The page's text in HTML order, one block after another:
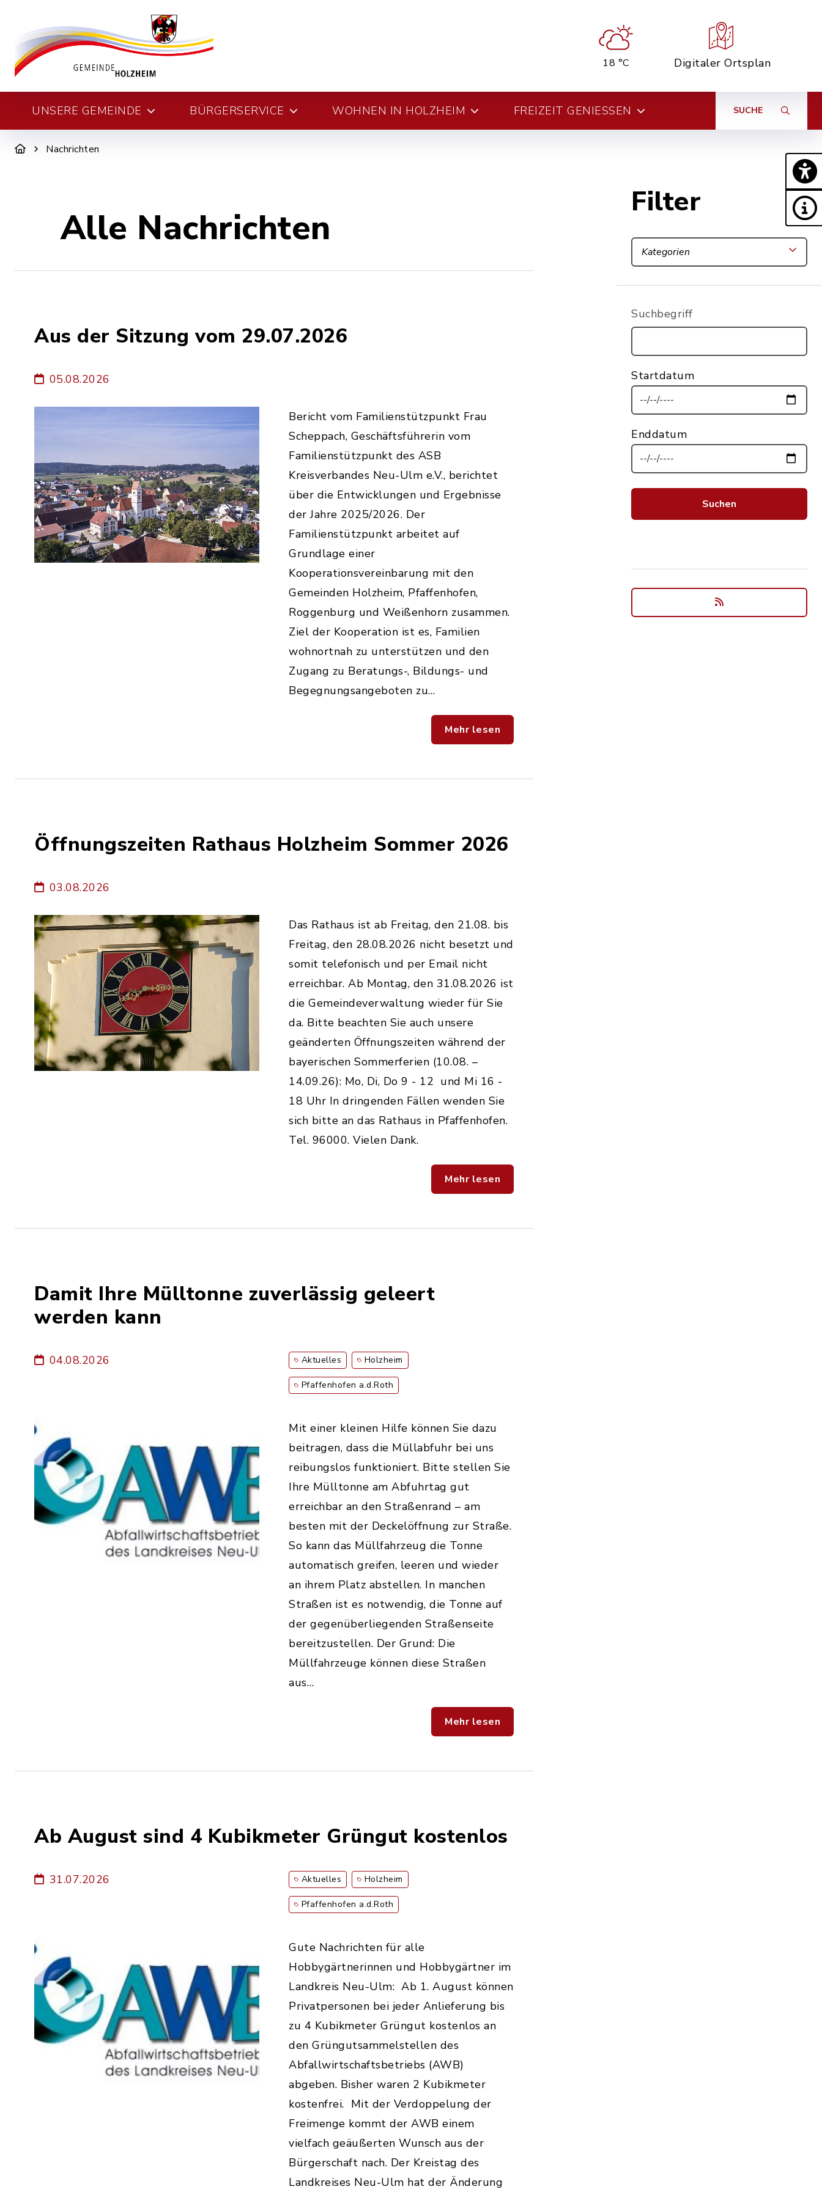
18 °C Digitaler Ortsplan
UNSERE GEMEINDE BÜRGERSERVICE WOHNEN IN HOLZHEIM FREIZEIT GENIESSEN SUCHE
Nachrichten
Alle Nachrichten
Aus der Sitzung vom 29.07.2026
05.08.2026
Bericht vom Familienstützpunkt Frau
Scheppach, Geschäftsführerin vom
Familienstützpunkt des ASB
Kreisverbandes Neu-Ulm e.V., berichtet
über die Entwicklungen und Ergebnisse
der Jahre 2025/2026. Der
Familienstützpunkt arbeitet auf
Grundlage einer
Kooperationsvereinbarung mit den
Gemeinden Holzheim, Pfaffenhofen,
Roggenburg und Weißenhorn zusammen.
Ziel der Kooperation ist es, Familien
wohnortnah zu unterstützen und den
Zugang zu Beratungs-, Bildungs- und
Begegnungsangeboten zu…
Mehr lesen
Öffnungszeiten Rathaus Holzheim Sommer 2026
03.08.2026
Das Rathaus ist ab Freitag, den 21.08. bis
Freitag, den 28.08.2026 nicht besetzt und
somit telefonisch und per Email nicht
erreichbar. Ab Montag, den 31.08.2026 ist
die Gemeindeverwaltung wieder für Sie
da. Bitte beachten Sie auch unsere
geänderten Öffnungszeiten während der
bayerischen Sommerferien (10.08. –
14.09.26): Mo, Di, Do 9 - 12 und Mi 16 -
18 Uhr In dringenden Fällen wenden Sie
sich bitte an das Rathaus in Pfaffenhofen.
Tel. 96000. Vielen Dank.
Mehr lesen
Damit Ihre Mülltonne zuverlässig geleert
werden kann
04.08.2026 Aktuelles Holzheim
Pfaffenhofen a.d.Roth
Mit einer kleinen Hilfe können Sie dazu
beitragen, dass die Müllabfuhr bei uns
reibungslos funktioniert. Bitte stellen Sie
Ihre Mülltonne am Abfuhrtag gut
erreichbar an den Straßenrand – am
besten mit der Deckelöffnung zur Straße.
So kann das Müllfahrzeug die Tonne
automatisch greifen, leeren und wieder
an ihrem Platz abstellen. In manchen
Straßen ist es notwendig, die Tonne auf
der gegenüberliegenden Straßenseite
bereitzustellen. Der Grund: Die
Müllfahrzeuge können diese Straßen
aus…
Mehr lesen
Ab August sind 4 Kubikmeter Grüngut kostenlos
31.07.2026 Aktuelles Holzheim
Pfaffenhofen a.d.Roth
Gute Nachrichten für alle
Hobbygärtnerinnen und Hobbygärtner im
Landkreis Neu-Ulm: Ab 1. August können
Privatpersonen bei jeder Anlieferung bis
zu 4 Kubikmeter Grüngut kostenlos an
den Grüngutsammelstellen des
Abfallwirtschaftsbetriebs (AWB)
abgeben. Bisher waren 2 Kubikmeter
kostenfrei. Mit der Verdoppelung der
Freimenge kommt der AWB einem
vielfach geäußerten Wunsch aus der
Bürgerschaft nach. Der Kreistag des
Landkreises Neu-Ulm hat der Änderung
Filter
Kategorien
Suchbegriff
Startdatum
Enddatum